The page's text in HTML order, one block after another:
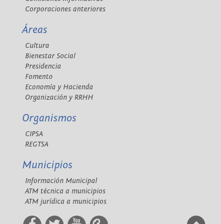
Corporaciones anteriores
Áreas
Cultura
Bienestar Social
Presidencia
Fomento
Economía y Hacienda
Organización y RRHH
Organismos
CIPSA
REGTSA
Municipios
Información Municipal
ATM técnica a municipios
ATM jurídica a municipios